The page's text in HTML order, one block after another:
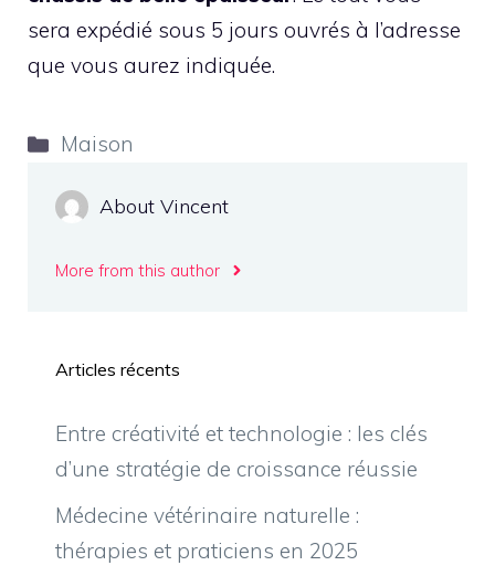
sera expédié sous 5 jours ouvrés à l’adresse
que vous aurez indiquée.
Catégories
Maison
About Vincent
More from this author
Articles récents
Entre créativité et technologie : les clés
d’une stratégie de croissance réussie
Médecine vétérinaire naturelle :
thérapies et praticiens en 2025